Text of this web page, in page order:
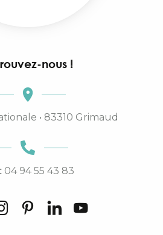
nous !
• 83310 Grimaud
04 94 55 43 83